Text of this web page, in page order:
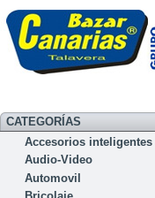
CATEGORÍAS
Accesorios inteligentes
Audio-Video
Automovil